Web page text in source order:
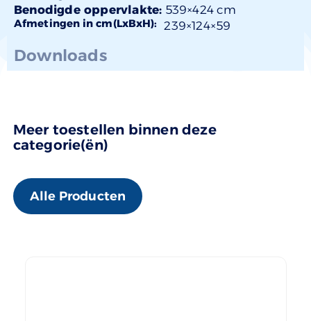
Benodigde oppervlakte: 539×424 cm
Afmetingen in cm(LxBxH): 239×124×59
Downloads
Meer toestellen binnen deze
categorie(ën)
Alle Producten